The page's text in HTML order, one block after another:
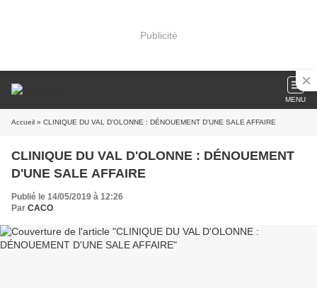
Publicité
MENU
Accueil » CLINIQUE DU VAL D'OLONNE : DÉNOUEMENT D'UNE SALE AFFAIRE
CLINIQUE DU VAL D'OLONNE : DÉNOUEMENT
D'UNE SALE AFFAIRE
Publié le 14/05/2019 à 12:26
Par CACO